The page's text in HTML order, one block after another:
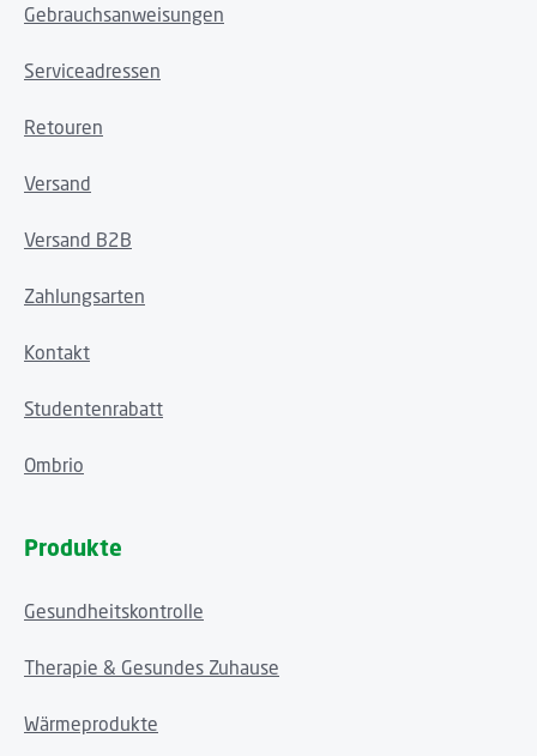
Gebrauchsanweisungen
Serviceadressen
Retouren
Versand
Versand B2B
Zahlungsarten
Kontakt
Studentenrabatt
Ombrio
Produkte
Gesundheitskontrolle
Therapie & Gesundes Zuhause
Wärmeprodukte